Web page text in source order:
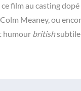
film au casting
Meaney, ou
humour british